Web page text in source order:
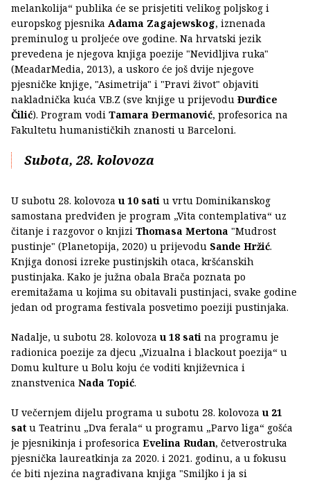
melankolija“ publika će se prisjetiti velikog poljskog i
europskog pjesnika Adama Zagajewskog, iznenada
preminulog u proljeće ove godine. Na hrvatski jezik
prevedena je njegova knjiga poezije "Nevidljiva ruka"
(MeadarMedia, 2013), a uskoro će još dvije njegove
pjesničke knjige, "Asimetrija" i "Pravi život" objaviti
nakladnička kuća V.B.Z (sve knjige u prijevodu Đurđice
Čilić). Program vodi Tamara Đermanović, profesorica na
Fakultetu humanističkih znanosti u Barceloni.
Subota, 28. kolovoza
U subotu 28. kolovoza u 10 sati u vrtu Dominikanskog
samostana predviđen je program „Vita contemplativa“ uz
čitanje i razgovor o knjizi Thomasa Mertona "Mudrost
pustinje" (Planetopija, 2020) u prijevodu Sande Hržić.
Knjiga donosi izreke pustinjskih otaca, kršćanskih
pustinjaka. Kako je južna obala Brača poznata po
eremitažama u kojima su obitavali pustinjaci, svake godine
jedan od programa festivala posvetimo poeziji pustinjaka.
Nadalje, u subotu 28. kolovoza u 18 sati na programu je
radionica poezije za djecu „Vizualna i blackout poezija“ u
Domu kulture u Bolu koju će voditi književnica i
znanstvenica Nada Topić.
U večernjem dijelu programa u subotu 28. kolovoza u 21
sat u Teatrinu „Dva ferala“ u programu „Parvo liga“ gošća
je pjesnikinja i profesorica Evelina Rudan, četverostruka
pjesnička laureatkinja za 2020. i 2021. godinu, a u fokusu
će biti njezina nagrađivana knjiga "Smiljko i ja si